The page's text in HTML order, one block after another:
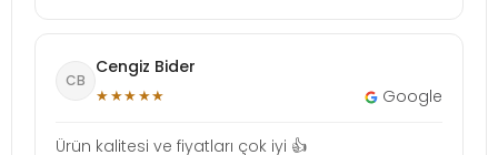
CB
Cengiz Bider
★★★★★ Google
Ürün kalitesi ve fiyatları çok iyi 👍